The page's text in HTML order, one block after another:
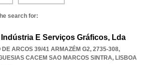
search for:
Indústria E Serviços Gráficos, Lda
DE ARCOS 39/41 ARMAZÉM G2, 2735-308,
CACEM SAO MARCOS SINTRA, LISBOA